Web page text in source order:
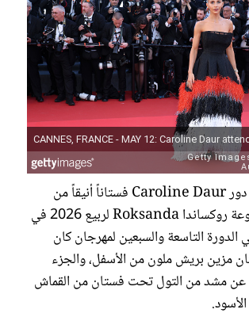
اختارت كارولين دور Caroline Daur فستاناً أنيقاً من
الكريب من مجموعة روكساندا Roksanda لربيع 2026 في
الدورة التاسعة والسبعين لمهرجان كان
مزين بريش ملون من الأسفل، والجزء
عن مشد من التول تحت فستان من القماش